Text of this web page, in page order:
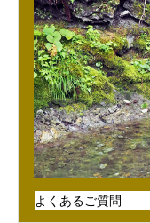
よくあるご質問